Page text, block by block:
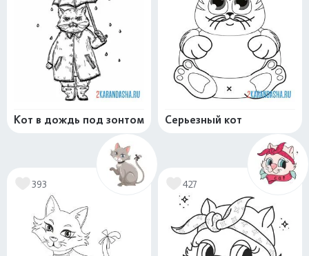
Кот в дождь под зонтом Серьезный кот
393 427